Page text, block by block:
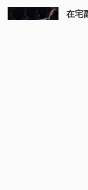
在宅